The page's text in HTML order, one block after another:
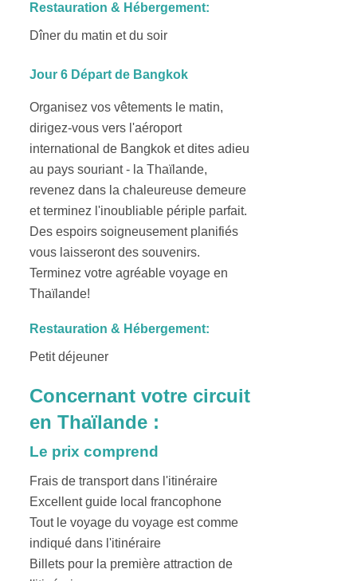
Restauration & Hébergement:
Dîner du matin et du soir
Jour 6 Départ de Bangkok
Organisez vos vêtements le matin,
dirigez-vous vers l'aéroport
international de Bangkok et dites adieu
au pays souriant - la Thaïlande,
revenez dans la chaleureuse demeure
et terminez l'inoubliable périple parfait.
Des espoirs soigneusement planifiés
vous laisseront des souvenirs.
Terminez votre agréable voyage en
Thaïlande!
Restauration & Hébergement:
Petit déjeuner
Concernant votre circuit
en Thaïlande :
Le prix comprend
Frais de transport dans l'itinéraire
Excellent guide local francophone
Tout le voyage du voyage est comme
indiqué dans l'itinéraire
Billets pour la première attraction de